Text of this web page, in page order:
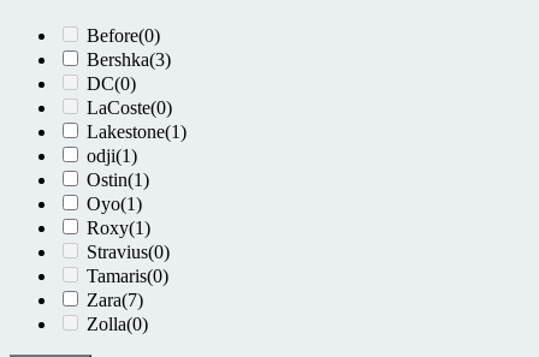
Before(0)
Bershka(3)
DC(0)
LaCoste(0)
Lakestone(1)
odji(1)
Ostin(1)
Oyo(1)
Roxy(1)
Stravius(0)
Tamaris(0)
Zara(7)
Zolla(0)